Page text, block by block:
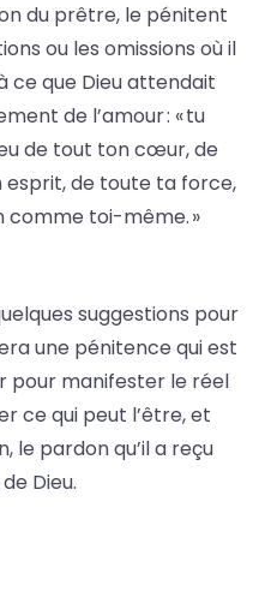
du prêtre, le pénitent
ou les omissions où il
ce que Dieu attendait
de l’amour : « tu
de tout ton cœur, de
de toute ta force,
toi-même. »
suggestions pour
une pénitence qui est
pour manifester le réel
ce qui peut l’être, et
le pardon qu’il a reçu
Dieu.